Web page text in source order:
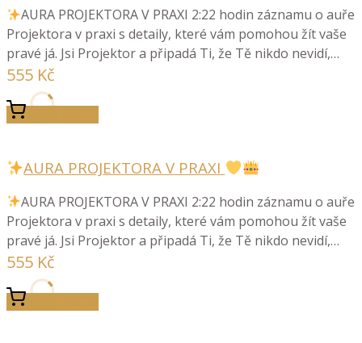
AURA PROJEKTORA V PRAXI 2:22 hodin záznamu o auře
Projektora v praxi s detaily, které vám pomohou žít vaše
pravé já. Jsi Projektor a připadá Ti, že Tě nikdo nevidí,…
555 Kč
AURA PROJEKTORA V PRAXI
AURA PROJEKTORA V PRAXI 2:22 hodin záznamu o auře
Projektora v praxi s detaily, které vám pomohou žít vaše
pravé já. Jsi Projektor a připadá Ti, že Tě nikdo nevidí,…
555 Kč